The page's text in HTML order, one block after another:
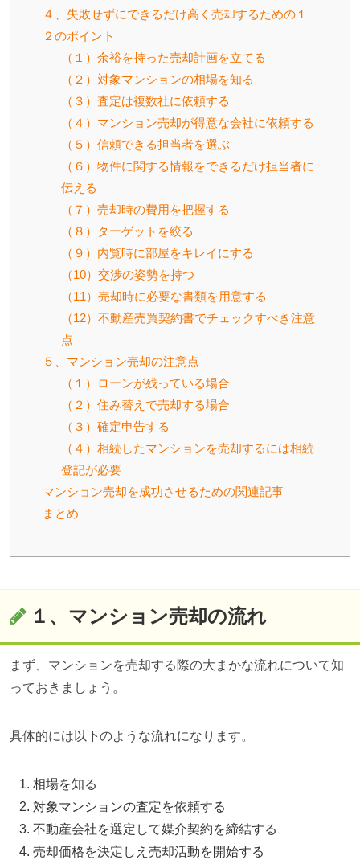
４、失敗せずにできるだけ高く売却するための１
２のポイント
（１）余裕を持った売却計画を立てる
（２）対象マンションの相場を知る
（３）査定は複数社に依頼する
（４）マンション売却が得意な会社に依頼する
（５）信頼できる担当者を選ぶ
（６）物件に関する情報をできるだけ担当者に
伝える
（７）売却時の費用を把握する
（８）ターゲットを絞る
（９）内覧時に部屋をキレイにする
（10）交渉の姿勢を持つ
（11）売却時に必要な書類を用意する
（12）不動産売買契約書でチェックすべき注意
点
５、マンション売却の注意点
（１）ローンが残っている場合
（２）住み替えで売却する場合
（３）確定申告する
（４）相続したマンションを売却するには相続
登記が必要
マンション売却を成功させるための関連記事
まとめ
１、マンション売却の流れ
まず、マンションを売却する際の大まかな流れについて知
っておきましょう。
具体的には以下のような流れになります。
相場を知る
対象マンションの査定を依頼する
不動産会社を選定して媒介契約を締結する
売却価格を決定しえ売却活動を開始する